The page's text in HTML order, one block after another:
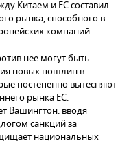
Китаем и ЕС составил
рынка, способного в
компаний.
нее могут быть
новых пошлин в
постепенно вытесняют
рынка ЕС.
Вашингтон: вводя
санкций за
национальных